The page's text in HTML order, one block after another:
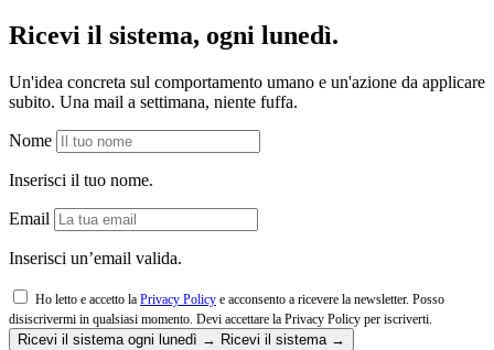
Ricevi il sistema, ogni lunedì.
Un'idea concreta sul comportamento umano e un'azione da applicare
subito. Una mail a settimana, niente fuffa.
Nome
Inserisci il tuo nome.
Email
Inserisci un’email valida.
Ho letto e accetto la Privacy Policy e acconsento a ricevere la newsletter. Posso
disiscrivermi in qualsiasi momento. Devi accettare la Privacy Policy per iscriverti.
Ricevi il sistema ogni lunedì → Ricevi il sistema →